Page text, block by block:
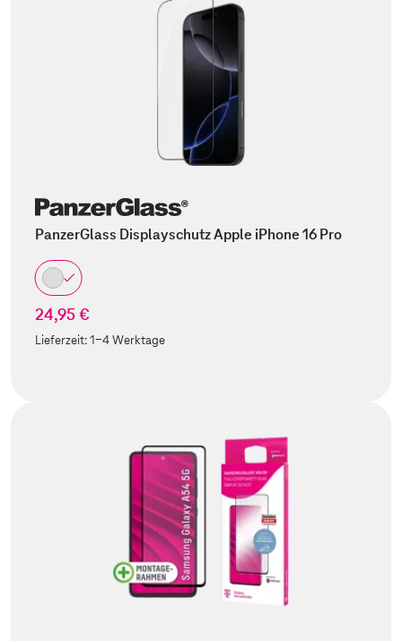
PanzerGlass Displayschutz Apple iPhone 16 Pro
24,95 €
Lieferzeit:1-4 Werktage